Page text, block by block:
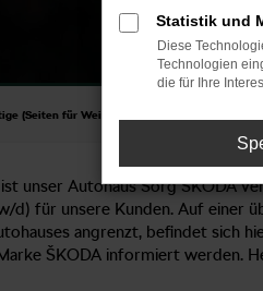
(Seiten für Weiterleitungen)
unser Autohaus Sorg ŠKODA
d) für unsere Kunden. Auf einer
angrenzt, befindet sich
ŠKODA informiert werden.
Statistik und
Diese
Technologien
die für Ihre